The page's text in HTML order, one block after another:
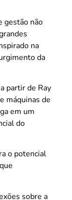
gestão não
na
da
partir de Ray
máquinas de
em um
do
o potencial
sobre a